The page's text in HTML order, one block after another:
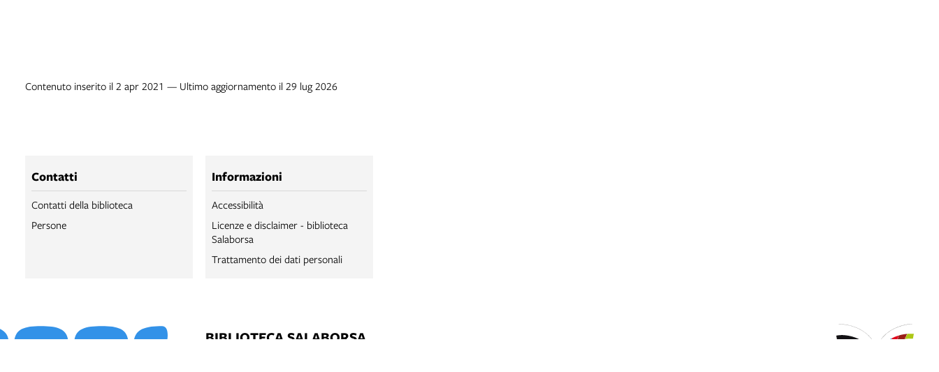
Contenuto inserito il 2 apr 2021 — Ultimo aggiornamento il 29 lug 2026
Contatti
Contatti della biblioteca
Persone
Informazioni
Accessibilità
Licenze e disclaimer - biblioteca
Salaborsa
Trattamento dei dati personali
BIBLIOTECA SALABORSA